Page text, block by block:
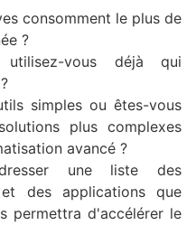
consomment le plus de
?
utilisez-vous déjà qui
simples ou êtes-vous
plus complexes
avancé ?
une liste des
des applications que
permettra d'accélérer le